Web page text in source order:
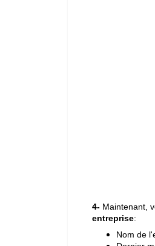
4- Maintenant,
entreprise:
Nom de